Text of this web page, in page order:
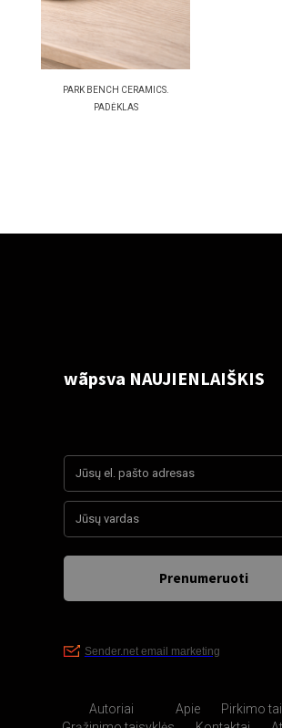
PARK BENCH CERAMICS.
PADĖKLAS
Autoriai Apie
Pirkimo